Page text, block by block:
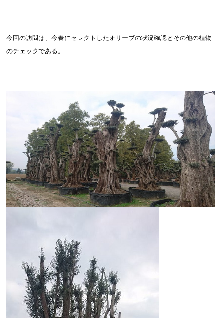
今回の訪問は、今春にセレクトしたオリーブの状況確認とその他の植物
のチェックである。